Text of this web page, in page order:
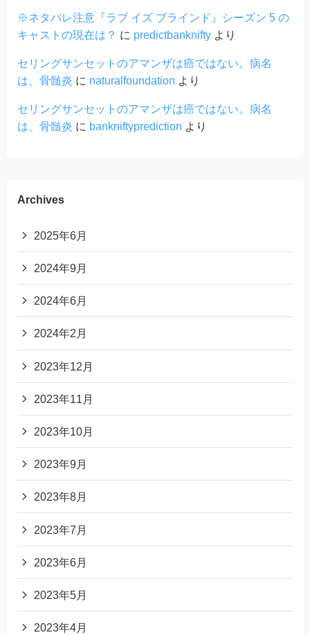
※ネタバレ注意『ラブ イズ ブラインド』シーズン 5 の
キャストの現在は？ に predictbankniftyより
セリングサンセットのアマンザは癌ではない。病名
は、骨髄炎 に naturalfoundation より
セリングサンセットのアマンザは癌ではない。病名
は、骨髄炎 に bankniftyprediction より
Archives
2025年6月
2024年9月
2024年6月
2024年2月
2023年12月
2023年11月
2023年10月
2023年9月
2023年8月
2023年7月
2023年6月
2023年5月
2023年4月